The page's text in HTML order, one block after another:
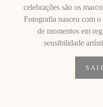
celebrações são os
Fotografia nasceu com
de momentos em
sensibilidade